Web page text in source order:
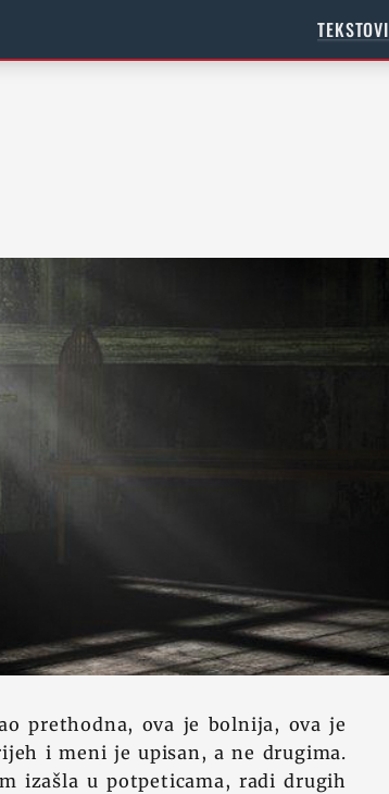
TEKSTOVI
prethodna, ova je bolnija, ova je
i meni je upisan, a ne drugima.
izašla u potpeticama, radi drugih